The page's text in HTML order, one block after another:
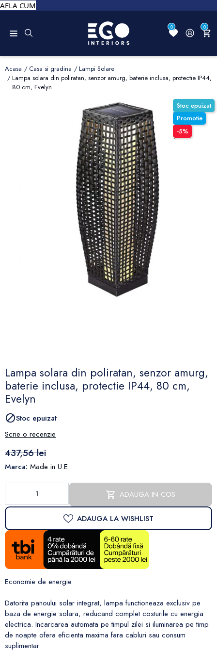
AFLA CUM
0 0
Acasa Casa si gradina
Lampi Solare
Lampa solara din poliratan, senzor amurg, baterie inclusa, protectie IP44,
80 cm, Evelyn
Stoc epuizat
Promotie
-5%
Lampa solara din poliratan, senzor amurg,
baterie inclusa, protectie IP44, 80 cm,
Evelyn
Stoc epuizat
Scrie o recenzie
437,56 lei
Marca: Made in U.E
ADAUGA IN COS
ADAUGA LA WISHLIST
Economie de energie
Datorita panoului solar integrat, lampa functioneaza exclusiv pe
baza de energie solara, reducand complet costurile cu energia
electrica. Incarcarea automata pe timpul zilei si iluminarea pe timp
de noapte ofera eficienta maxima fara cabluri sau consum
suplimentar.